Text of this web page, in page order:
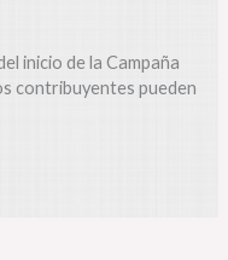
inicio de la Campaña
contribuyentes pueden